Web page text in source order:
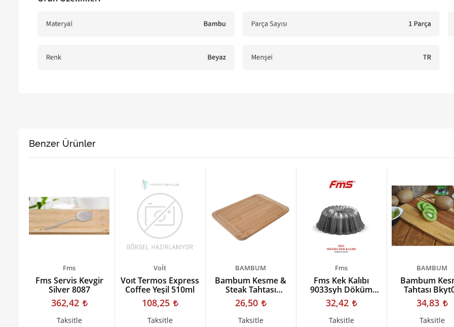
Benzer Ürünler
Fms
Fms Servis Kevgir
Silver 8087
362,42
Taksitle
Voİt
Voıt Termos Express
Coffee Yeşil 510ml
108,25
Taksitle
BAMBUM
Bambum Kesme &
Steak Tahtası
Toscana Küçük
Bkto01
26,50
Taksitle
Fms
Fms Kek Kalıbı
9033syh Döküm
Dilimli Siyah
32,42
Taksitle
BAMBUM
Bambum
Tahtası
Yattaa
34,83
Taksitle